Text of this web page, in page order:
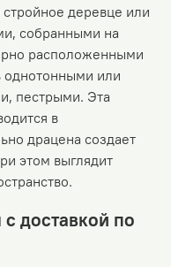
деревце или
собранными на
расположенными
однотонными или
пестрыми. Эта
в
драцена создает
этом выглядит
доставкой по